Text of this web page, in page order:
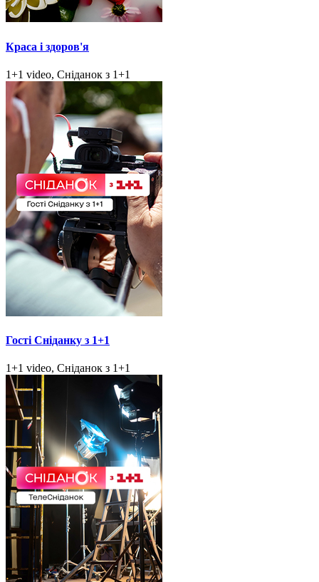
Краса і здоров'я
1+1 video, Сніданок з 1+1
Гості Сніданку з 1+1
1+1 video, Сніданок з 1+1